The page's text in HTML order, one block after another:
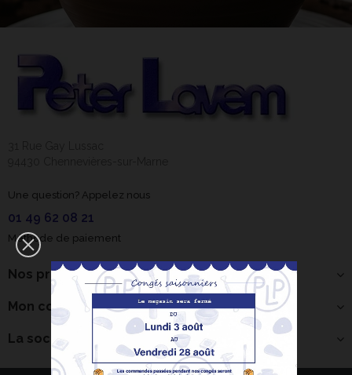
Bonjour ! Je suis
votre expert IA
céramique.
×
Une question? Appelez nous
01 49 62 08 21
Méthode de paiement
Nos produits
Mon compte
La société